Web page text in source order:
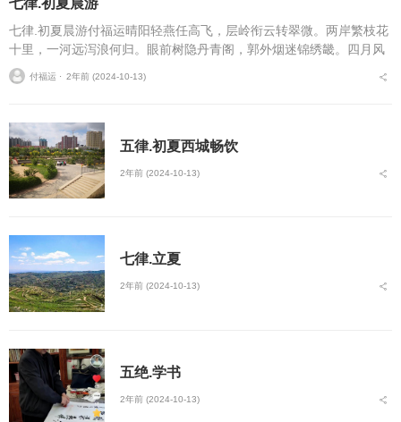
七律.初夏晨游付福运晴阳轻燕任高飞，层岭衔云转翠微。两岸繁枝花
十里，一河远泻浪何归。眼前树隐丹青阁，郭外烟迷锦绣畿。四月风
光皆入望，山城处处尽朝暉。...
付福运 ⋅ 2年前 (2024-10-13)
五律.初夏西城畅饮
2年前 (2024-10-13)
七律.立夏
2年前 (2024-10-13)
五绝.学书
2年前 (2024-10-13)